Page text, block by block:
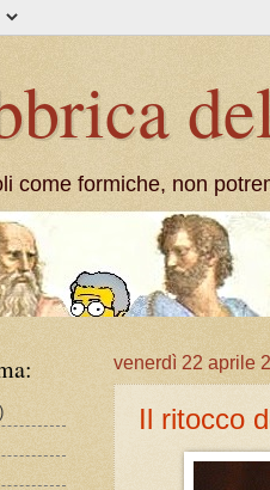
come formiche, non
venerdì 22 aprile
Il ritocco